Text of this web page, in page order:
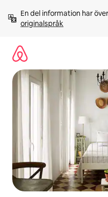
innehåll
En del information har
originalspråk